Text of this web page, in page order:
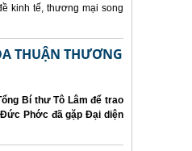
kinh tế, thương mại song
THUẬN THƯƠNG
Bí thư Tô Lâm để trao
Phớc đã gặp Đại diện